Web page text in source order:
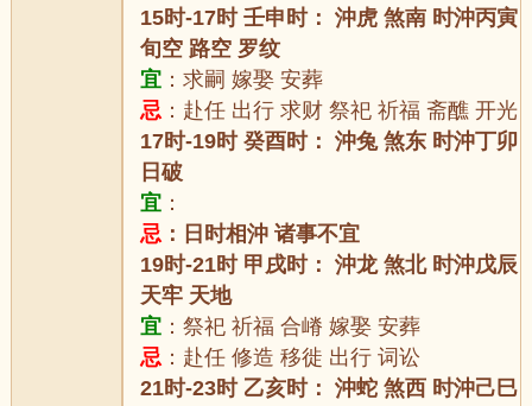
15时-17时 壬申时： 沖虎 煞南 时沖丙寅
旬空 路空 罗纹
宜 ：求嗣 嫁娶 安葬
忌 ：赴任 出行 求财 祭祀 祈福 斋醮 开光
17时-19时 癸酉时： 沖兔 煞东 时沖丁卯
日破
宜 ：
忌 ：日时相沖 诸事不宜
19时-21时 甲戌时： 沖龙 煞北 时沖戊辰
天牢 天地
宜 ：祭祀 祈福 合嵴 嫁娶 安葬
忌 ：赴任 修造 移徙 出行 词讼
21时-23时 乙亥时： 沖蛇 煞西 时沖己巳